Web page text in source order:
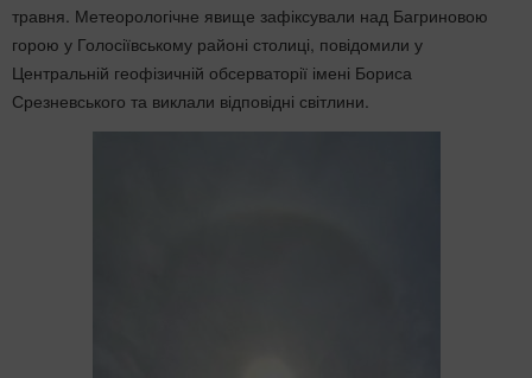
травня. Метеорологічне явище зафіксували над Багриновою
горою у Голосіївському районі столиці, повідомили у
Центральній геофізичній обсерваторії імені Бориса
Срезневського та виклали відповідні світлини.